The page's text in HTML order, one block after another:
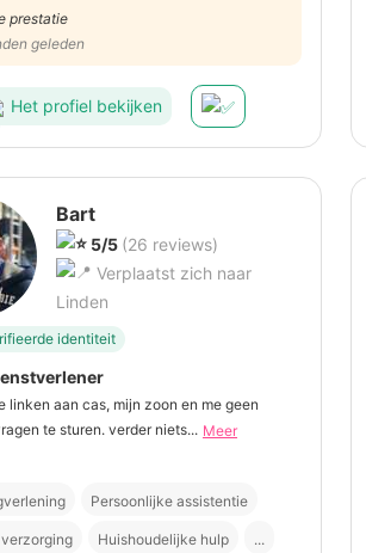
prestatie
geleden
Het profiel bekijken
Bart
5/5 (26 reviews)
Verplaatst zich naar
Linden
identiteit
linken aan cas, mijn zoon en me geen
te sturen. verder niets... Meer
Persoonlijke assistentie
Huishoudelijke hulp ...